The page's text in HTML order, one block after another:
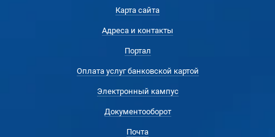
Карта сайта
Адреса и контакты
Портал
Оплата услуг банковской картой
Электронный кампус
Документооборот
Почта